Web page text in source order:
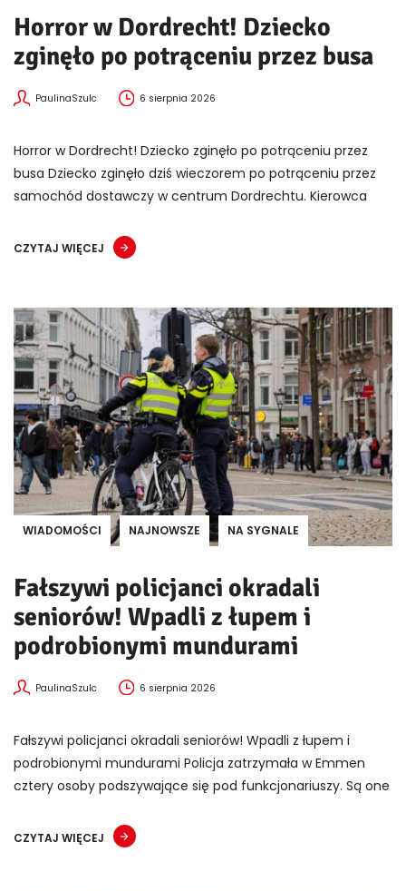
Horror w Dordrecht! Dziecko
zginęło po potrąceniu przez busa
PaulinaSzulc 6 sierpnia 2026
Horror w Dordrecht! Dziecko zginęło po potrąceniu przez
busa Dziecko zginęło dziś wieczorem po potrąceniu przez
samochód dostawczy w centrum Dordrechtu. Kierowca
CZYTAJ WIĘCEJ
WIADOMOŚCI NAJNOWSZE NA SYGNALE
Fałszywi policjanci okradali
seniorów! Wpadli z łupem i
podrobionymi mundurami
PaulinaSzulc 6 sierpnia 2026
Fałszywi policjanci okradali seniorów! Wpadli z łupem i
podrobionymi mundurami Policja zatrzymała w Emmen
cztery osoby podszywające się pod funkcjonariuszy. Są one
CZYTAJ WIĘCEJ